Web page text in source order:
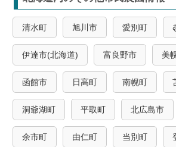
清水町 旭川市 愛別町
伊達市(北海道) 富良野市 美
函館市 日高町 南幌町
洞爺湖町 平取町 北広島市
余市町 由仁町 当別町